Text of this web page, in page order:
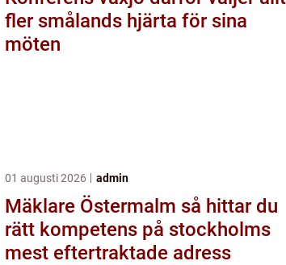
fler smålands hjärta för sina
möten
01 augusti 2026 admin
Mäklare Östermalm så hittar du
rätt kompetens på stockholms
mest eftertraktade adress